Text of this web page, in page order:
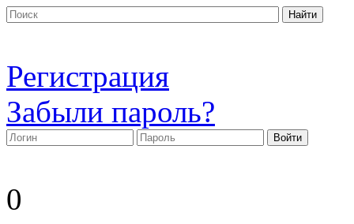
Регистрация
Забыли пароль?
0